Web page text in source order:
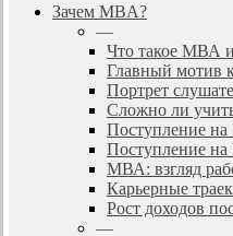
search
Menu
Зачем MBA?
—
Что такое МВА
Главный мотив
Портрет
Сложно ли
Поступление
Поступление на
МВА: взгляд
Карьерные
Рост доходов
—